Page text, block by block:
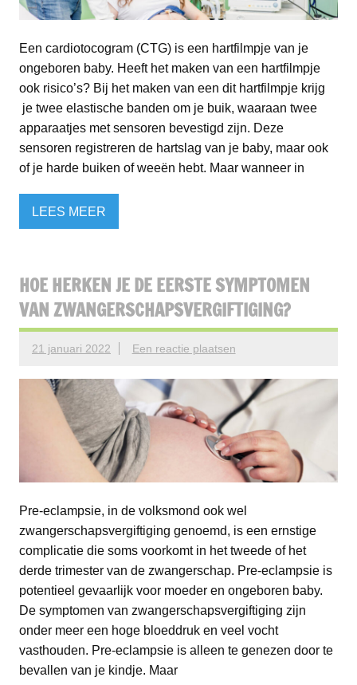
Een cardiotocogram (CTG) is een hartfilmpje van je
ongeboren baby. Heeft het maken van een hartfilmpje
ook risico’s? Bij het maken van een dit hartfilmpje krijg
je twee elastische banden om je buik, waaraan twee
apparaatjes met sensoren bevestigd zijn. Deze
sensoren registreren de hartslag van je baby, maar ook
of je harde buiken of weeën hebt. Maar wanneer in
LEES MEER
HOE HERKEN JE DE EERSTE SYMPTOMEN
VAN ZWANGERSCHAPSVERGIFTIGING?
21 januari 2022 Een reactie plaatsen
Pre-eclampsie, in de volksmond ook wel
zwangerschapsvergiftiging genoemd, is een ernstige
complicatie die soms voorkomt in het tweede of het
derde trimester van de zwangerschap. Pre-eclampsie is
potentieel gevaarlijk voor moeder en ongeboren baby.
De symptomen van zwangerschapsvergiftiging zijn
onder meer een hoge bloeddruk en veel vocht
vasthouden. Pre-eclampsie is alleen te genezen door te
bevallen van je kindje. Maar